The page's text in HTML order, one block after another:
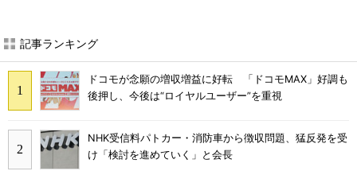
記事ランキング
ドコモが念願の増収増益に好転 「ドコモMAX」好調も
後押し、今後は“ロイヤルユーザー”を重視
NHK受信料パトカー・消防車から徴収問題、猛反発を受
け「検討を進めていく」と会長